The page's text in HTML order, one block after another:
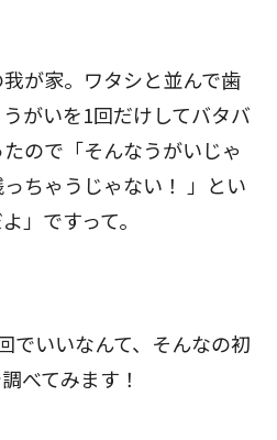
が家。ワタシと並んで歯
がいを1回だけしてバタバ
ので「そんなうがいじゃ
ちゃうじゃない！ 」とい
」ですって。
でいいなんて、そんなの初
べてみます！